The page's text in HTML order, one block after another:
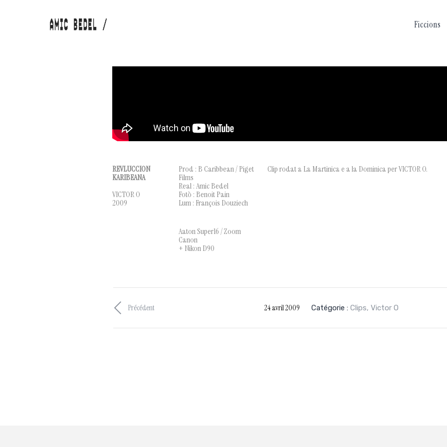
Ficcions
REVLUCCION
KARIBEANA
VICTOR O
2009
Prod : B Caribbean / Piget
Films
Real : Amic Bedel
Fotò : Benoit Pain
Lum : François Douziech
Aaton Super16 / Zoom
Canon
+ Nikon D90
Clip rodat a La Martinica e a la Dominica per VICTOR O.
Précédent 24 avril 2009 Catégorie : Clips, Victor O